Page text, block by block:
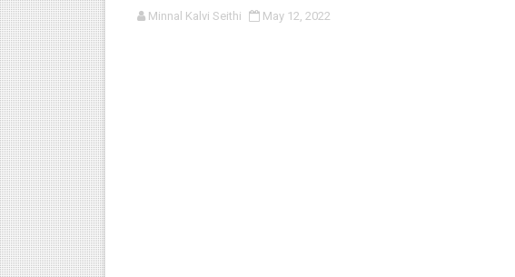
பள்ளி காலை வழிபாட்டுச் செயல்பாடுகள் - டிசம்பர் 17
Minnal Kalvi Seithi May 12, 2022